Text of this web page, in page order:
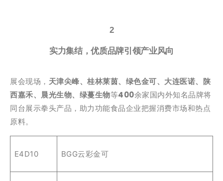
2
实力集结，优质品牌引领产业风向
展会现场， 天津尖峰、桂林莱茵、绿色金可、大连医诺、陕
西嘉禾、晨光生物、绿蔓生物等400余家国内外知名品牌将
同台展示拳头产品，助力功能食品企业把握消费市场和热点
原料。
E4D10 BGG云彩金可